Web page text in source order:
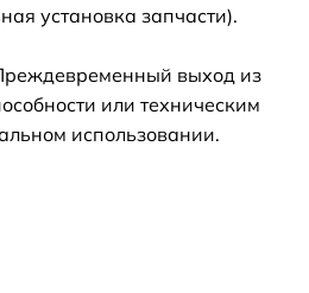
установка запчасти).
выход из
или техническим
использовании.